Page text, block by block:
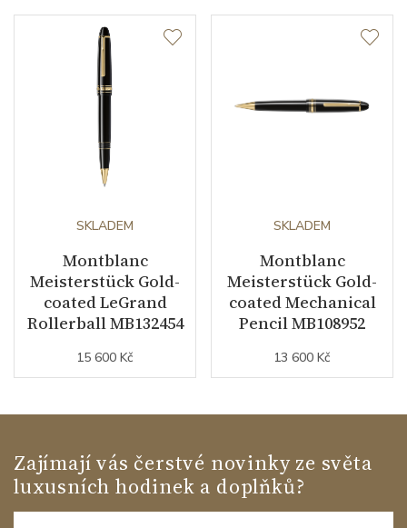
SKLADEM
Montblanc
Meisterstück Gold-
coated LeGrand
Rollerball MB132454
15 600 Kč
SKLADEM
Montblanc
Meisterstück Gold-
coated Mechanical
Pencil MB108952
13 600 Kč
Zajímají vás čerstvé novinky ze světa
luxusních hodinek a doplňků?